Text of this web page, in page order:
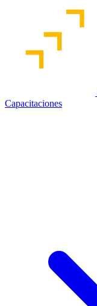
Capacitaciones